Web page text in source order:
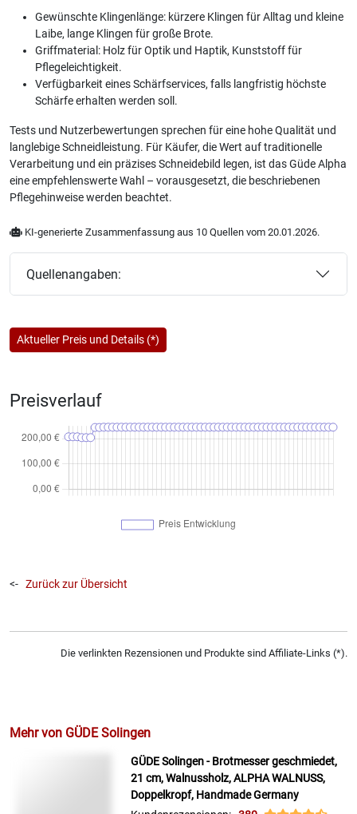
Gewünschte Klingenlänge: kürzere Klingen für Alltag und kleine
Laibe, lange Klingen für große Brote.
Griffmaterial: Holz für Optik und Haptik, Kunststoff für
Pflegeleichtigkeit.
Verfügbarkeit eines Schärfservices, falls langfristig höchste
Schärfe erhalten werden soll.
Tests und Nutzerbewertungen sprechen für eine hohe Qualität und
langlebige Schneidleistung. Für Käufer, die Wert auf traditionelle
Verarbeitung und ein präzises Schneidebild legen, ist das Güde Alpha
eine empfehlenswerte Wahl – vorausgesetzt, die beschriebenen
Pflegehinweise werden beachtet.
KI-generierte Zusammenfassung aus 10 Quellen vom 20.01.2026.
Quellenangaben:
Aktueller Preis und Details (*)
Preisverlauf
<- Zurück zur Übersicht
Die verlinkten Rezensionen und Produkte sind Affiliate-Links (*).
Mehr von GÜDE Solingen
GÜDE Solingen - Brotmesser geschmiedet,
21 cm, Walnussholz, ALPHA WALNUSS,
Doppelkropf, Handmade Germany